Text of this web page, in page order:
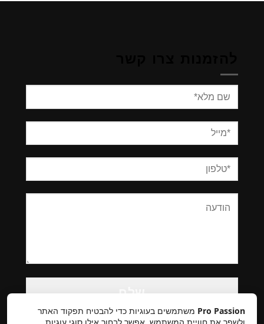
Please
leave
this
field
Pro Passion משתמשים בעוגיות כדי להבטיח תפקוד האתר